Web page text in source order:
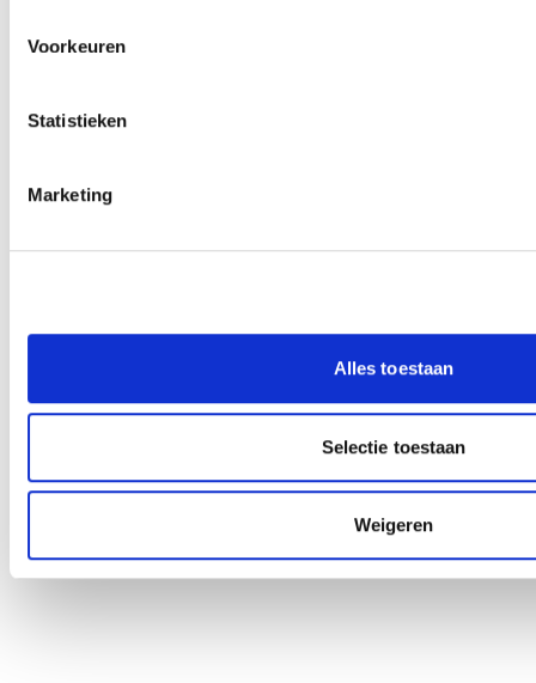
Voorkeuren
Statistieken
Marketing
Alles toestaan
Selectie toestaan
Weigeren